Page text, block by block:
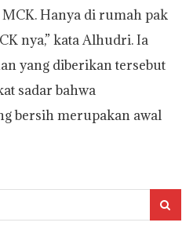
Hanya di rumah pak
nya,” kata Alhudri. Ia
yang diberikan tersebut
sadar bahwa
bersih merupakan awal